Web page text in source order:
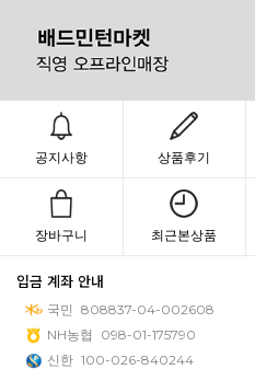
공지사항 상품후기
장바구니 최근본상품
입금 계좌 안내
국민 808837-04-002608
NH농협
098-01-175790
신한 100-026-840244